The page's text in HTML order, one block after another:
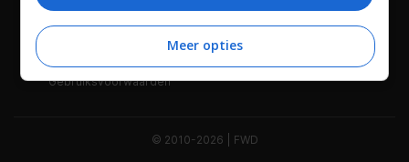
Adverteren Contact
Gebruiksvoorwaarden
© 2010-2026 | FWD
beheren. Zoek onderaan deze pagina of in het sitemenu naar
een link om uw toestemming te beheren of in te trekken via de
privacy- en cookie-instellingen.
Meer opties